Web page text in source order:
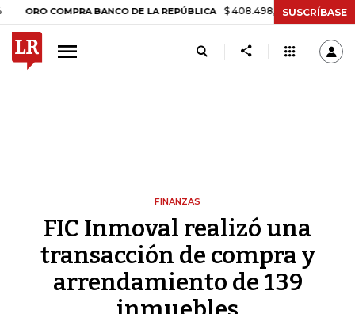
COMPRA BANCO DE LA REPÚBLICA $ 408.498,97 +$ 8.753,81 +2,19%
SUSCRÍBASE
FINANZAS
FIC Inmoval realizó una
transacción de compra y
arrendamiento de 139